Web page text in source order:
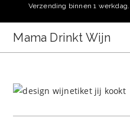
naar
inhoud
Verzending binnen 1
Mama Drinkt Wijn